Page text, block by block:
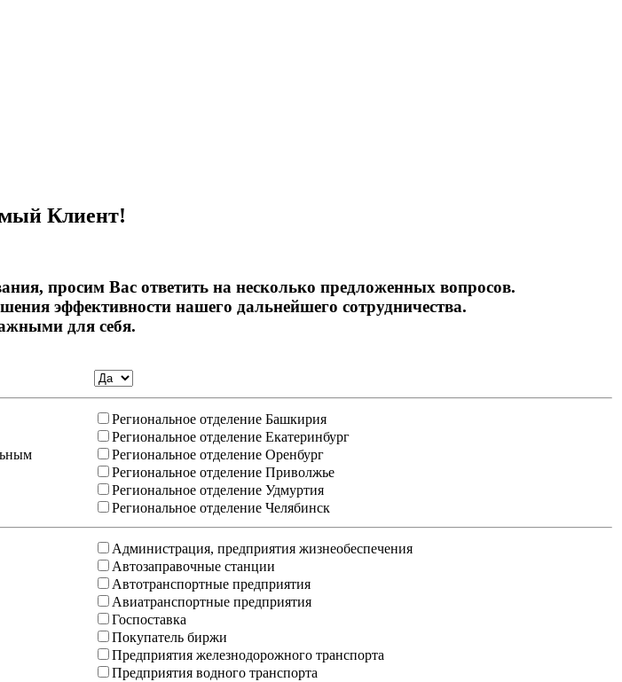
Клиент!
просим Вас ответить на несколько предложенных вопросов.
эффективности нашего дальнейшего сотрудничества.
для себя.
Региональное отделение Башкирия
Региональное отделение Екатеринбург
Региональное отделение Оренбург
Региональное отделение Приволжье
Региональное отделение Удмуртия
Региональное отделение Челябинск
Администрация, предприятия жизнеобеспечения
Автозаправочные станции
Автотранспортные предприятия
Авиатранспортные предприятия
Госпоставка
Покупатель биржи
Предприятия железнодорожного транспорта
Предприятия водного транспорта